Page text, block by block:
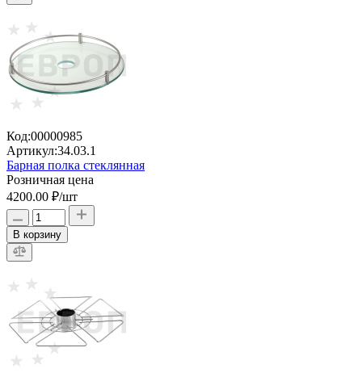
Код:00000985
Артикул:34.03.1
Барная полка стеклянная
Розничная цена
4200.00 ₽/шт
В корзину